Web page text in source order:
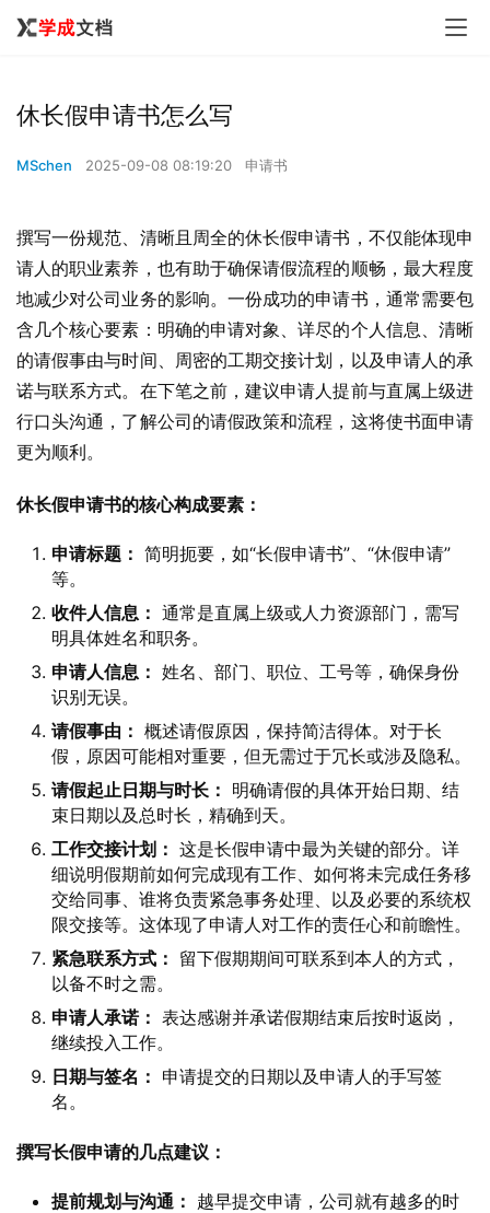
休长假申请书怎么写
MSchen 2025-09-08 08:19:20 申请书
撰写一份规范、清晰且周全的休长假申请书，不仅能体现申
请人的职业素养，也有助于确保请假流程的顺畅，最大程度
地减少对公司业务的影响。一份成功的申请书，通常需要包
含几个核心要素：明确的申请对象、详尽的个人信息、清晰
的请假事由与时间、周密的工期交接计划，以及申请人的承
诺与联系方式。在下笔之前，建议申请人提前与直属上级进
行口头沟通，了解公司的请假政策和流程，这将使书面申请
更为顺利。
休长假申请书的核心构成要素：
申请标题： 简明扼要，如“长假申请书”、“休假申请”
等。
收件人信息： 通常是直属上级或人力资源部门，需写
明具体姓名和职务。
申请人信息： 姓名、部门、职位、工号等，确保身份
识别无误。
请假事由： 概述请假原因，保持简洁得体。对于长
假，原因可能相对重要，但无需过于冗长或涉及隐私。
请假起止日期与时长： 明确请假的具体开始日期、结
束日期以及总时长，精确到天。
工作交接计划： 这是长假申请中最为关键的部分。详
细说明假期前如何完成现有工作、如何将未完成任务移
交给同事、谁将负责紧急事务处理、以及必要的系统权
限交接等。这体现了申请人对工作的责任心和前瞻性。
紧急联系方式： 留下假期期间可联系到本人的方式，
以备不时之需。
申请人承诺： 表达感谢并承诺假期结束后按时返岗，
继续投入工作。
日期与签名： 申请提交的日期以及申请人的手写签
名。
撰写长假申请的几点建议：
提前规划与沟通： 越早提交申请，公司就有越多的时